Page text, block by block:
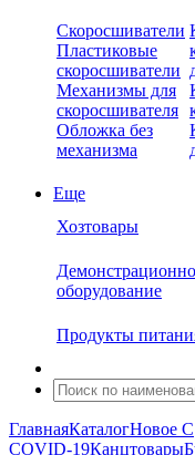
Скоросшиватели
Пластиковые
скоросшиватели
Механизмы для
скоросшивателя
Обложка без
механизма
Еще
Хозтовары
оборудование
Продукты
ГлавнаяКаталогНовое С
COVID-19Канцтовары